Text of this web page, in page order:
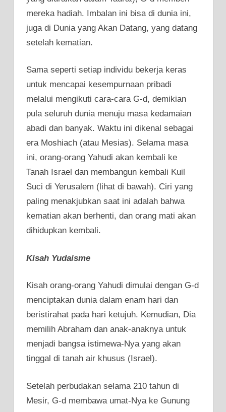
mereka hadiah. Imbalan ini bisa di dunia ini,
juga di Dunia yang Akan Datang, yang datang
setelah kematian.
Sama seperti setiap individu bekerja keras
untuk mencapai kesempurnaan pribadi
melalui mengikuti cara-cara G-d, demikian
pula seluruh dunia menuju masa kedamaian
abadi dan banyak. Waktu ini dikenal sebagai
era Moshiach (atau Mesias). Selama masa
ini, orang-orang Yahudi akan kembali ke
Tanah Israel dan membangun kembali Kuil
Suci di Yerusalem (lihat di bawah). Ciri yang
paling menakjubkan saat ini adalah bahwa
kematian akan berhenti, dan orang mati akan
dihidupkan kembali.
Kisah Yudaisme
Kisah orang-orang Yahudi dimulai dengan G-d
menciptakan dunia dalam enam hari dan
beristirahat pada hari ketujuh. Kemudian, Dia
memilih Abraham dan anak-anaknya untuk
menjadi bangsa istimewa-Nya yang akan
tinggal di tanah air khusus (Israel).
Setelah perbudakan selama 210 tahun di
Mesir, G-d membawa umat-Nya ke Gunung